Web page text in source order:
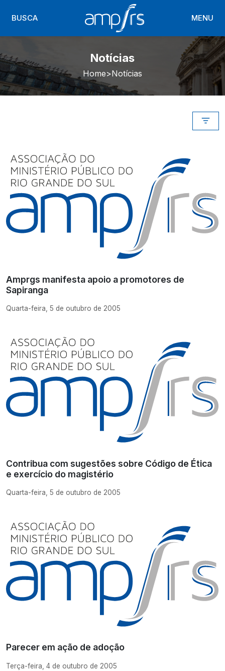
BUSCA MENU
Notícias
Home Notícias
Amprgs manifesta apoio a promotores de
Sapiranga
Quarta-feira, 5 de outubro de 2005
Contribua com sugestões sobre Código de Ética
e exercício do magistério
Quarta-feira, 5 de outubro de 2005
Parecer em ação de adoção
Terça-feira, 4 de outubro de 2005